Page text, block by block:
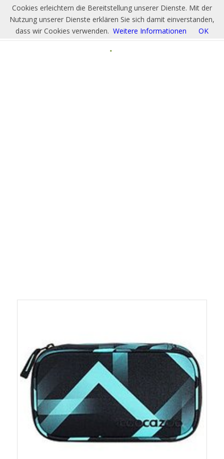
Cookies erleichtern die Bereitstellung unserer Dienste. Mit der
Nutzung unserer Dienste erklären Sie sich damit einverstanden,
dass wir Cookies verwenden. Weitere Informationen OK